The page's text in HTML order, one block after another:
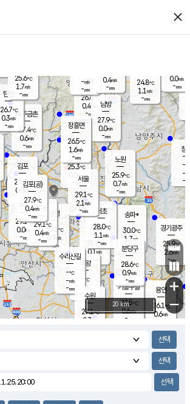
close
양주
26.6℃
0.4
-mm
과천
25.9℃
0.1m/s
- mm
용인
26.1℃
0.6m/s
경기광주
25.9℃
2.6m/s
-mm
0.0m/s
파주금촌
27.4℃
0.6m/s
-mm
24.8℃
1.1 m/s
-mm
창
-
-m/
-
탄현
26.7℃
0.3m/s
-mm
0.0m/s
-mm
의왕
- ℃
m/s
mm
김포
27.6℃
0.0 m/s
mm
광명
30.1
℃
0.9 m/s
-mm
부천
29.1℃
0.0m/s
-mm
구로
29.1℃
0.4m/s
-mm
은평
25.3℃
0.0 m/s
- mm
노원
25.9℃
0.7m/s
-mm
송파*
30.0℃
1.7m/s
-mm
서초
28.0℃
1.1 m/s
-mm
남방
27.9℃
0.0m/s
-mm
기흥구갈
27.5℃
0.6m/s
-
수리산길
-℃
-m/s
-mm
분당구
28.6℃
0.9m/s
-mm
장흥면
26.5℃
1.6m/s
-mm
-m/s
-mm
김포(공)
27.9℃
0.4m/s
-mm
수원
27.1℃
0.3 m/s
서울
29.1℃
2.1 m/s
-mm
25.6℃
1.7m/s
-mm
0.4m/s
-mm
+
−
20 km